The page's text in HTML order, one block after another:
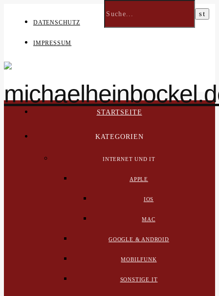
DATENSCHUTZ
IMPRESSUM
STARTSEITE
KATEGORIEN
INTERNET UND IT
APPLE
IOS
MAC
GOOGLE & ANDROID
MOBILFUNK
SONSTIGE IT